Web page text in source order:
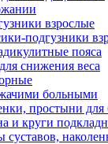
взрослые
подгузники
пояса
снижения веса
больными
простыни для
и круги
суставов,